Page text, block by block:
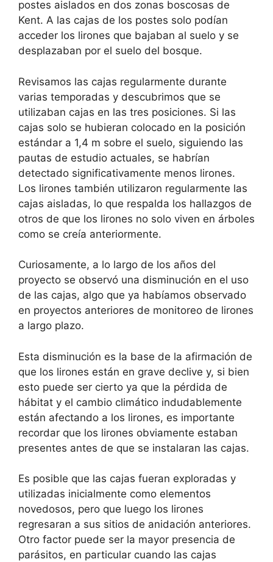
postes aislados en dos zonas boscosas de
Kent. A las cajas de los postes solo podían
acceder los lirones que bajaban al suelo y se
desplazaban por el suelo del bosque.
Revisamos las cajas regularmente durante
varias temporadas y descubrimos que se
utilizaban cajas en las tres posiciones. Si las
cajas solo se hubieran colocado en la posición
estándar a 1,4 m sobre el suelo, siguiendo las
pautas de estudio actuales, se habrían
detectado significativamente menos lirones.
Los lirones también utilizaron regularmente las
cajas aisladas, lo que respalda los hallazgos de
otros de que los lirones no solo viven en árboles
como se creía anteriormente.
Curiosamente, a lo largo de los años del
proyecto se observó una disminución en el uso
de las cajas, algo que ya habíamos observado
en proyectos anteriores de monitoreo de lirones
a largo plazo.
Esta disminución es la base de la afirmación de
que los lirones están en grave declive y, si bien
esto puede ser cierto ya que la pérdida de
hábitat y el cambio climático indudablemente
están afectando a los lirones, es importante
recordar que los lirones obviamente estaban
presentes antes de que se instalaran las cajas.
Es posible que las cajas fueran exploradas y
utilizadas inicialmente como elementos
novedosos, pero que luego los lirones
regresaran a sus sitios de anidación anteriores.
Otro factor puede ser la mayor presencia de
parásitos, en particular cuando las cajas